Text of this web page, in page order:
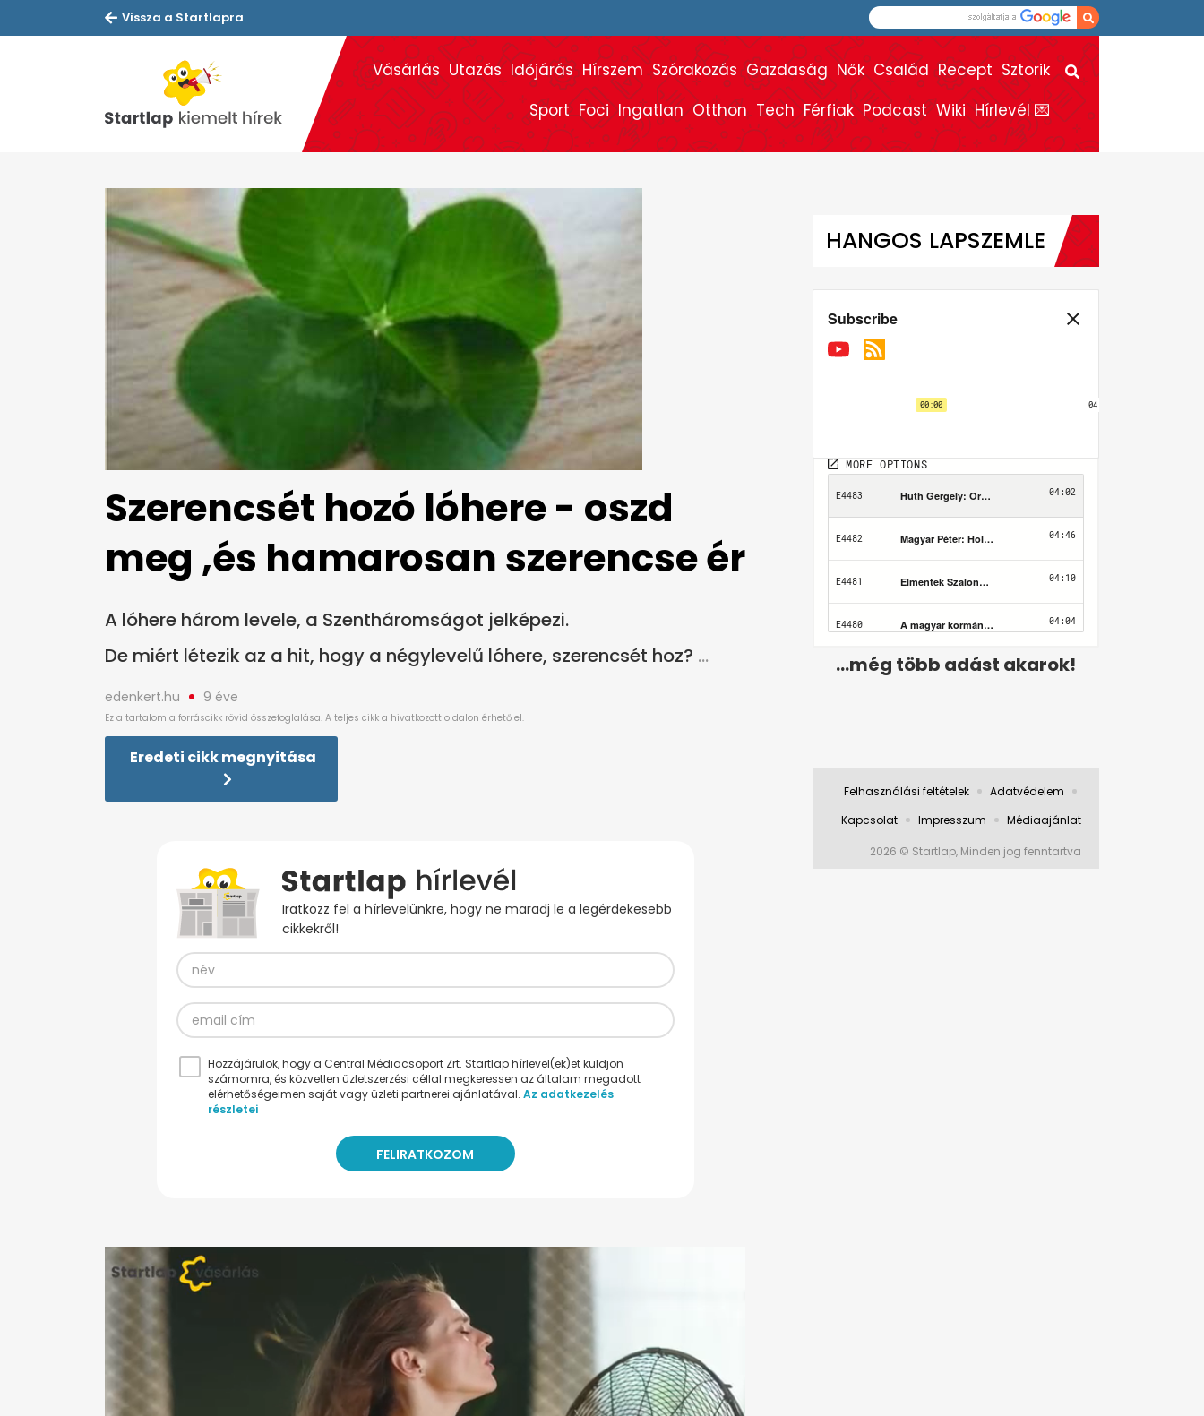
Vissza a Startlapra
Vásárlás Utazás Időjárás Hírszem Szórakozás Gazdaság Nők Család Recept Sztorik
Sport Foci Ingatlan Otthon Tech Férfiak Podcast Wiki Hírlevél 💌
Szerencsét hozó lóhere - oszd
meg ,és hamarosan szerencse ér
A lóhere három levele, a Szentháromságot jelképezi.
De miért létezik az a hit, hogy a négylevelű lóhere, szerencsét hoz?
edenkert.hu 9 éve
Eredeti cikk megnyitása
Iratkozz fel a hírlevelünkre, hogy ne maradj le a legérdekesebb
cikkekről!
Hozzájárulok, hogy a Central Médiacsoport Zrt. Startlap hírlevel(ek)et küldjön
számomra, és közvetlen üzletszerzési céllal megkeressen az általam megadott
elérhetőségeimen saját vagy üzleti partnerei ajánlatával. Az adatkezelés
részletei
HANGOS LAPSZEMLE
...még több adást akarok!
Felhasználási feltételek
Adatvédelem
Kapcsolat
Impresszum Médiaajánlat
2026 © Startlap, Minden jog fenntartva